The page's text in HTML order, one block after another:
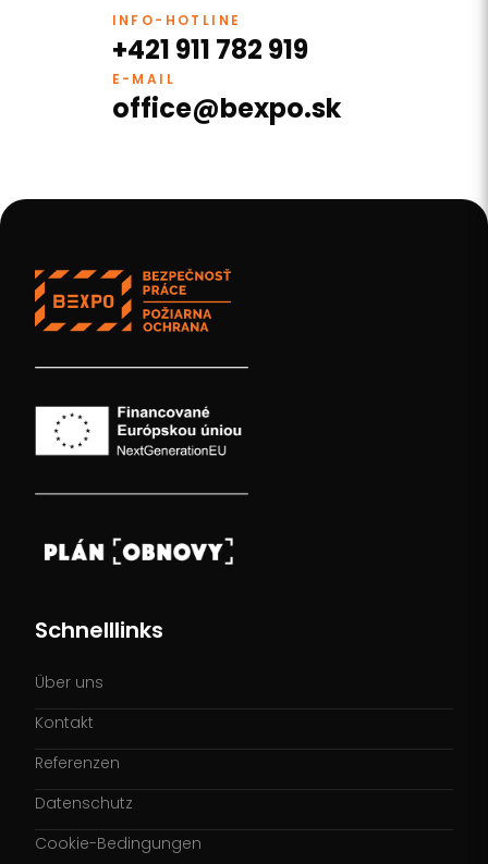
INFO-HOTLINE
+421 911 782 919
E-MAIL
office@bexpo.sk
Schnelllinks
Über uns
Kontakt
Referenzen
Datenschutz
Cookie-Bedingungen